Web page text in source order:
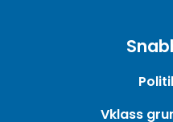
Vklass